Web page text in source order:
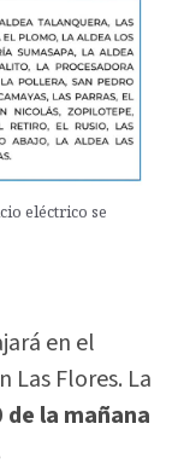
eléctrico se
en el
Las Flores. La
de la mañana